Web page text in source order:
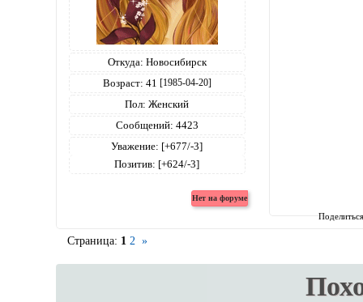
Откуда: Новосибирск
Возраст: 41 [1985-04-20]
Пол: Женский
Сообщений: 4423
Уважение: [+677/-3]
Позитив: [+624/-3]
Страница: 1 2 »